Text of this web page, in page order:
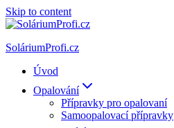
Skip to content
SoláriumProfi.cz
Úvod
Opalování
Přípravky pro opalovaní
Samoopalovací přípravky